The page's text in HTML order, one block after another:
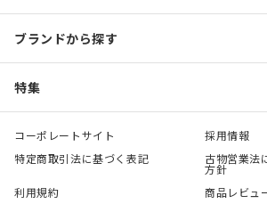
ブランドから探す
特集
コーポレートサイト
採用情報
特定商取引法に基づく表記
古物営業法
方針
利用規約
商品レビュ